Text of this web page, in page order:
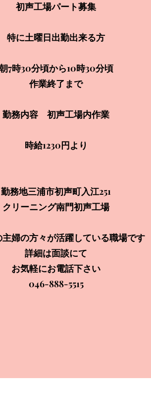
初声工場パート募集
特に土曜日出勤出来る方
7時30分頃から10時30分頃
作業終了まで
勤務内容 初声工場内作業
時給1230円より
勤務地三浦市初声町入江251
クリーニング南門初声工場
主婦の方々が活躍している職場です
詳細は面談にて
お気軽にお電話下さい
046-888-5515